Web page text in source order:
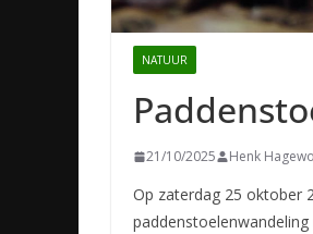
NATUUR
21/10/2025 Henk
Op zaterdag 25 oktober